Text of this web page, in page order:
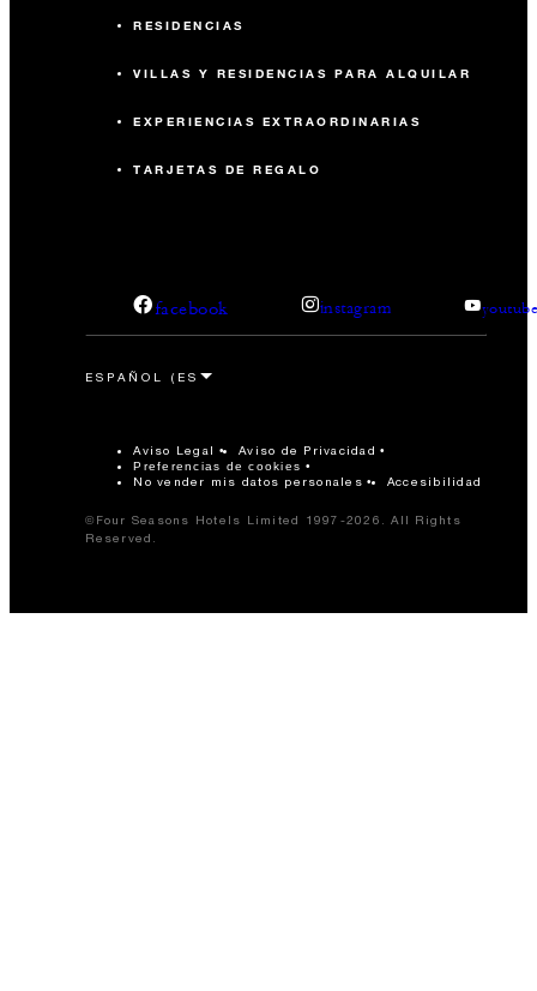
RESIDENCIAS
VILLAS Y RESIDENCIAS PARA ALQUILAR
EXPERIENCIAS EXTRAORDINARIAS
TARJETAS DE REGALO
facebook instagram
Aviso Legal Aviso de Privacidad
Preferencias de cookies
No vender mis datos personales Accesibilidad
©Four Seasons Hotels Limited 1997-2026. All Rights
Reserved.